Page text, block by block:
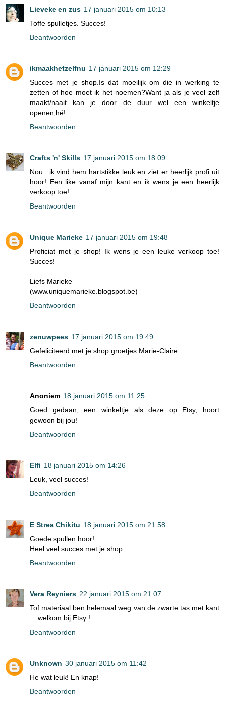
Lieveke en zus 17 januari 2015 om 10:13
Toffe spulletjes. Succes!
Beantwoorden
ikmaakhetzelfnu 17 januari 2015 om 12:29
Succes met je shop.Is dat moeilijk om die in werking te
zetten of hoe moet ik het noemen?Want ja als je veel zelf
maakt/naait kan je door de duur wel een winkeltje
openen,hé!
Beantwoorden
Crafts 'n' Skills 17 januari 2015 om 18:09
Nou.. ik vind hem hartstikke leuk en ziet er heerlijk profi uit
hoor! Een like vanaf mijn kant en ik wens je een heerlijk
verkoop toe!
Beantwoorden
Unique Marieke 17 januari 2015 om 19:48
Proficiat met je shop! Ik wens je een leuke verkoop toe!
Succes!
Liefs Marieke
(www.uniquemarieke.blogspot.be)
Beantwoorden
zenuwpees 17 januari 2015 om 19:49
Gefeliciteerd met je shop groetjes Marie-Claire
Beantwoorden
Anoniem 18 januari 2015 om 11:25
Goed gedaan, een winkeltje als deze op Etsy, hoort
gewoon bij jou!
Beantwoorden
Elfi 18 januari 2015 om 14:26
Leuk, veel succes!
Beantwoorden
E Strea Chikitu 18 januari 2015 om 21:58
Goede spullen hoor!
Heel veel succes met je shop
Beantwoorden
Vera Reyniers 22 januari 2015 om 21:07
Tof materiaal ben helemaal weg van de zwarte tas met kant
... welkom bij Etsy !
Beantwoorden
Unknown 30 januari 2015 om 11:42
He wat leuk! En knap!
Beantwoorden